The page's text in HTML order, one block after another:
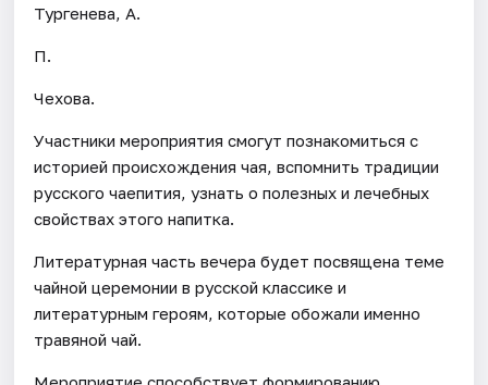
Тургенева, А.
П.
Чехова.
Участники мероприятия смогут познакомиться с
историей происхождения чая, вспомнить традиции
русского чаепития, узнать о полезных и лечебных
свойствах этого напитка.
Литературная часть вечера будет посвящена теме
чайной церемонии в русской классике и
литературным героям, которые обожали именно
травяной чай.